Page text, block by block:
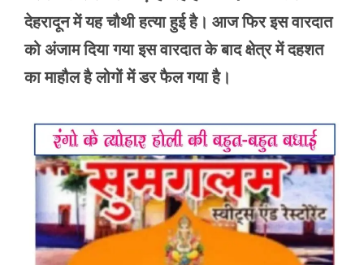
देहरादून में यह चौथी हत्या हुई है। आज फिर इस वारदात
को अंजाम दिया गया इस वारदात के बाद क्षेत्र में दहशत
का माहौल है लोगों में डर फैल गया है।